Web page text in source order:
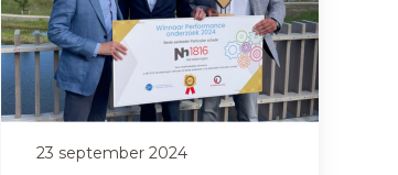
23 september 2024